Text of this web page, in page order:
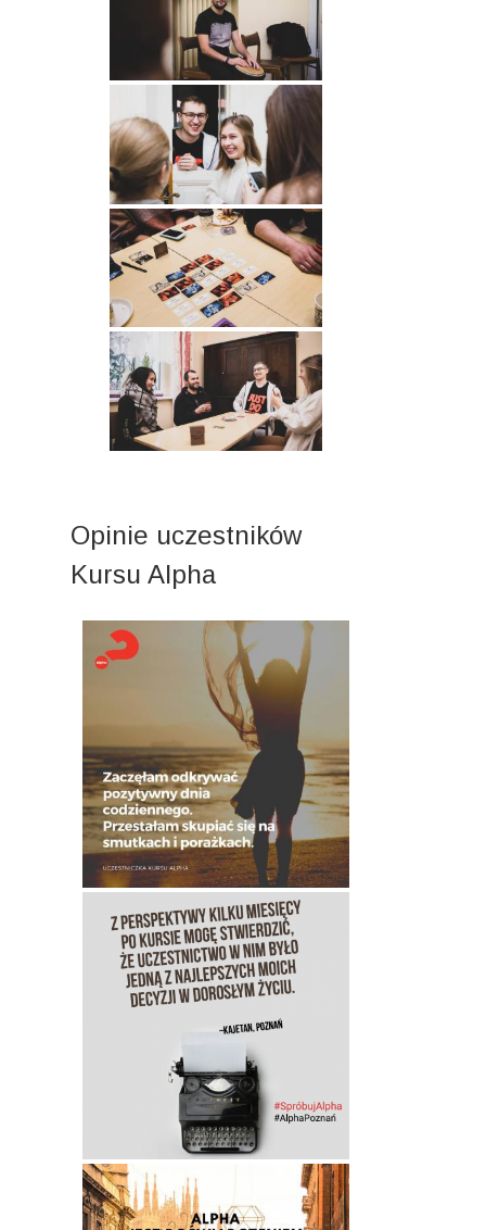
Opinie uczestników
Kursu Alpha